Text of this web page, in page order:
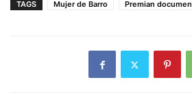
TAGS Mujer de Barro Premian